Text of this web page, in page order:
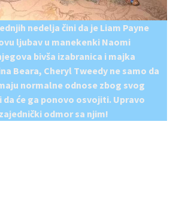
nedelja čini da je Liam Payne
ljubav u manekenki Naomi
bivša izabranica i majka
Beara, Cheryl Tweedy ne samo da
normalne odnose zbog svog
da će ga ponovo osvojiti. Upravo
odmor sa njim!